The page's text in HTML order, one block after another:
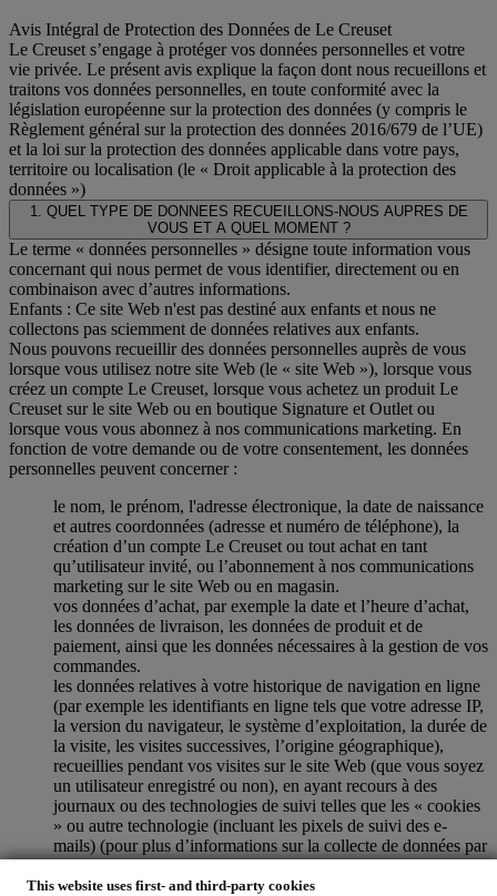
This website uses first- and third-party cookies
Avis Intégral de Protection des Données de Le Creuset
Le Creuset s’engage à protéger vos données personnelles et votre
vie privée. Le présent avis explique la façon dont nous recueillons et
traitons vos données personnelles, en toute conformité avec la
législation européenne sur la protection des données (y compris le
Règlement général sur la protection des données 2016/679 de l’UE)
et la loi sur la protection des données applicable dans votre pays,
territoire ou localisation (le « Droit applicable à la protection des
données »)
1. QUEL TYPE DE DONNEES RECUEILLONS-NOUS AUPRES DE
VOUS ET A QUEL MOMENT ?
Le terme « données personnelles » désigne toute information vous
concernant qui nous permet de vous identifier, directement ou en
combinaison avec d’autres informations.
Enfants : Ce site Web n'est pas destiné aux enfants et nous ne
collectons pas sciemment de données relatives aux enfants.
Nous pouvons recueillir des données personnelles auprès de vous
lorsque vous utilisez notre site Web (le « site Web »), lorsque vous
créez un compte Le Creuset, lorsque vous achetez un produit Le
Creuset sur le site Web ou en boutique Signature et Outlet ou
lorsque vous vous abonnez à nos communications marketing. En
fonction de votre demande ou de votre consentement, les données
personnelles peuvent concerner :
le nom, le prénom, l'adresse électronique, la date de naissance
et autres coordonnées (adresse et numéro de téléphone), la
création d’un compte Le Creuset ou tout achat en tant
qu’utilisateur invité, ou l’abonnement à nos communications
marketing sur le site Web ou en magasin.
vos données d’achat, par exemple la date et l’heure d’achat,
les données de livraison, les données de produit et de
paiement, ainsi que les données nécessaires à la gestion de vos
commandes.
les données relatives à votre historique de navigation en ligne
(par exemple les identifiants en ligne tels que votre adresse IP,
la version du navigateur, le système d’exploitation, la durée de
la visite, les visites successives, l’origine géographique),
recueillies pendant vos visites sur le site Web (que vous soyez
un utilisateur enregistré ou non), en ayant recours à des
journaux ou des technologies de suivi telles que les « cookies
» ou autre technologie (incluant les pixels de suivi des e-
mails) (pour plus d’informations sur la collecte de données par
le biais de cookies, veuillez consulter notrePolitique en
matière de cookies, pour améliorer nos services et publicités,